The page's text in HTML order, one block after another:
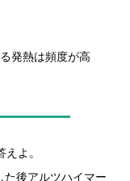
発熱は頻度が高
よ。
た後アルツハイマー